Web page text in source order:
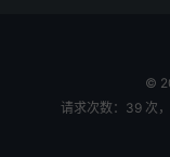
©
请求次数：39 次